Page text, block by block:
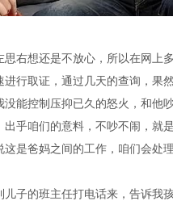
右想还是不放心，所以在网上
进行取证，通过几天的查询，
能控制压抑已久的怒火，和
乎咱们的意料，不吵不闹，
这是爸妈之间的工作，咱们会
子的班主任打电话来，告诉